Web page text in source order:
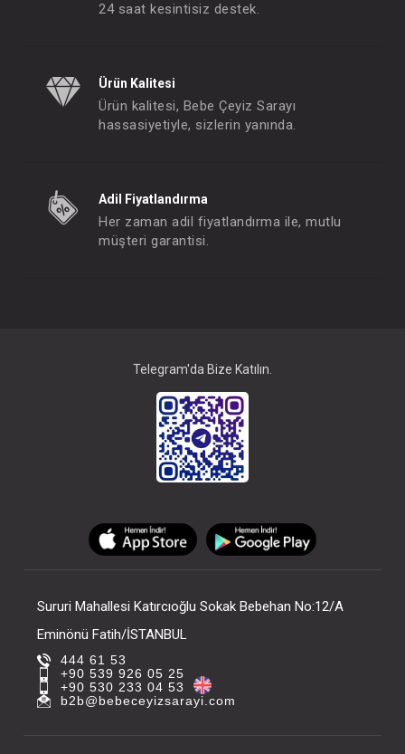
24 saat kesintisiz destek.
Ürün Kalitesi
Ürün kalitesi, Bebe Çeyiz Sarayı
hassasiyetiyle, sizlerin yanında.
Adil Fiyatlandırma
Her zaman adil fiyatlandırma ile, mutlu
müşteri garantisi.
Telegram'da Bize Katılın.
Sururi Mahallesi Katırcıoğlu Sokak Bebehan No:12/A
Eminönü Fatih/İSTANBUL
444 61 53
+90 539 926 05 25
+90 530 233 04 53
b2b@bebeceyizsarayi.com